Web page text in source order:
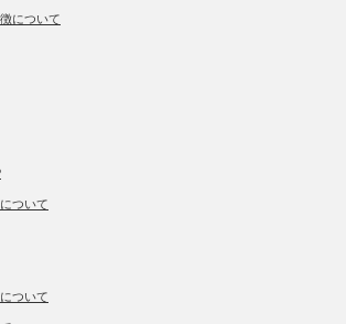
について
ついて
ついて